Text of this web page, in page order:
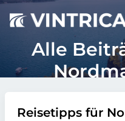
Alle
Reisetipps für